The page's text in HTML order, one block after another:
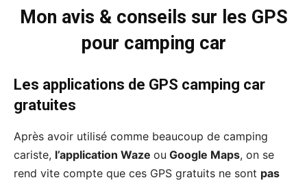
Mon avis & conseils sur les GPS
pour camping car
Les applications de GPS camping car
gratuites
Après avoir utilisé comme beaucoup de camping
cariste, l’application Waze ou Google Maps, on se
rend vite compte que ces GPS gratuits ne sont pas